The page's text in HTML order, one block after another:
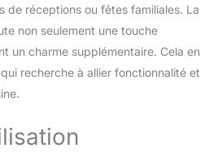
présentoir à gâteaux
convient également à un
présentant des fruits,
des collations, des
engageons à créer des
produits de haute qualité
de réceptions ou fêtes familiales. La
non seulement une touche
un charme supplémentaire. Cela en
recherche à allier fonctionnalité et